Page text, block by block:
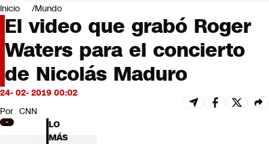
Negocios
Deportes
Programas completos
Cultura
Servicios
Bits
CNN tiempo
Futuro 360
Opinión
Inicio Mundo
El video que grabó Roger
Waters para el concierto
de Nicolás Maduro
24- 02- 2019 00:02
Por CNN
LO
MÁS